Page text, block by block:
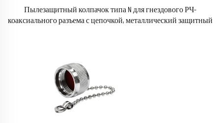
Пылезащитный колпачок типа N для гнездового РЧ-
коаксиального разъема с цепочкой, металлический защитный